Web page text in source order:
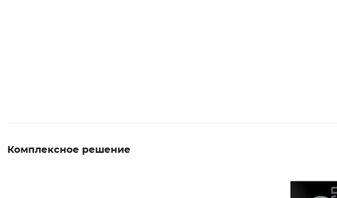
Комплексное решение